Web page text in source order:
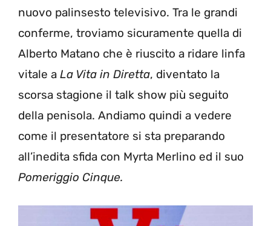
nuovo palinsesto televisivo. Tra le grandi
conferme, troviamo sicuramente quella di
Alberto Matano che è riuscito a ridare linfa
vitale a La Vita in Diretta, diventato la
scorsa stagione il talk show più seguito
della penisola. Andiamo quindi a vedere
come il presentatore si sta preparando
all’inedita sfida con Myrta Merlino ed il suo
Pomeriggio Cinque.